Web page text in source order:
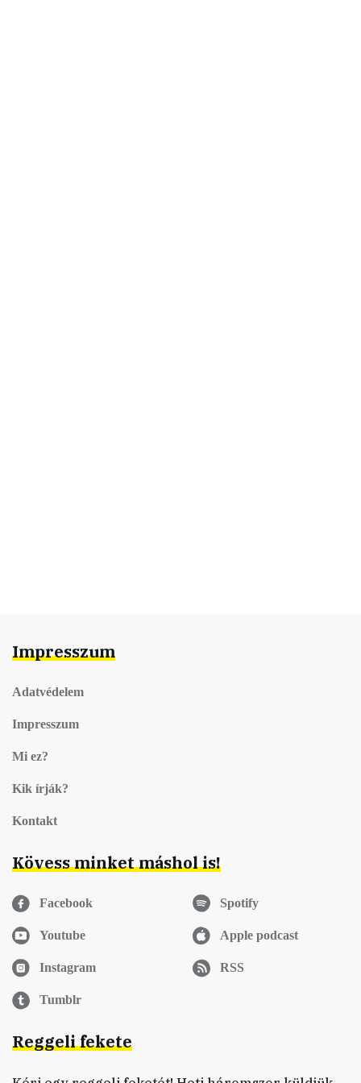
Impresszum
Adatvédelem
Impresszum
Mi ez?
Kik írják?
Kontakt
Kövess minket máshol is!
Facebook
Youtube
Instagram
Tumblr
Spotify
Apple podcast
RSS
Reggeli fekete